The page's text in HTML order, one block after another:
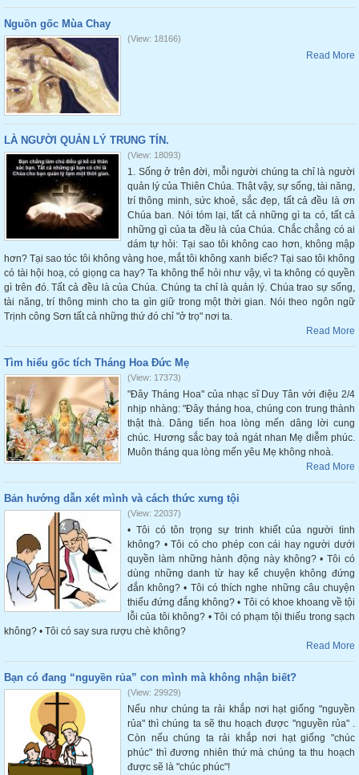
Nguồn gốc Mùa Chay
(View: 18166)
Read More
LÀ NGƯỜI QUẢN LÝ TRUNG TÍN.
(View: 18093)
1. Sống ở trên đời, mỗi người chúng ta chỉ là người
quản lý của Thiên Chúa. Thật vậy, sự sống, tài năng,
trí thông minh, sức khoẻ, sắc đẹp, tất cả đều là ơn
Chúa ban. Nói tóm lại, tất cả những gì ta có, tất cả
những gì của ta đều là của Chúa. Chắc chẳng có ai
dám tự hỏi: Tại sao tôi không cao hơn, không mập
hơn? Tại sao tóc tôi không vàng hoe, mắt tôi không xanh biếc? Tại sao tôi không
có tài hội hoạ, có giọng ca hay? Ta không thể hỏi như vậy, vì ta không có quyền
gì trên đó. Tất cả đều là của Chúa. Chúng ta chỉ là quản lý. Chúa trao sự sống,
tài năng, trí thông minh cho ta gìn giữ trong một thời gian. Nói theo ngôn ngữ
Trịnh công Sơn tất cả những thứ đó chỉ "ở trọ" nơi ta.
Read More
Tìm hiểu gốc tích Tháng Hoa Đức Mẹ
(View: 17373)
"Đây Tháng Hoa" của nhạc sĩ Duy Tân với điệu 2/4
nhịp nhàng: "Đây tháng hoa, chúng con trung thành
thật thà. Dâng tiến hoa lòng mến dâng lời cung
chúc. Hương sắc bay toả ngát nhan Mẹ diễm phúc.
Muôn tháng qua lòng mến yêu Mẹ không nhoà.
Read More
Bản hướng dẫn xét mình và cách thức xưng tội
(View: 22037)
• Tôi có tôn trọng sự trinh khiết của người tình
không? • Tôi có cho phép con cái hay người dưới
quyền làm những hành động này không? • Tôi có
dùng những danh từ hay kể chuyện không đứng
đắn không? • Tôi có thích nghe những câu chuyện
thiếu đứng đắng không? • Tôi có khoe khoang về tội
lỗi của tôi không? • Tôi có phạm tội thiếu trong sạch
không? • Tôi có say sưa rượu chè không?
Read More
Bạn có đang “nguyền rủa” con mình mà không nhận biết?
(View: 29929)
Nếu như chúng ta rải khắp nơi hạt giống "nguyền
rủa" thì chúng ta sẽ thu hoạch được "nguyền rủa" .
Còn nếu chúng ta rải khắp nơi hạt giống "chúc
phúc" thì đương nhiên thứ mà chúng ta thu hoạch
được sẽ là "chúc phúc"!